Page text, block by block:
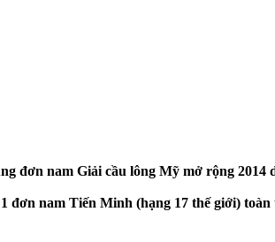
đơn nam Giải cầu lông Mỹ mở rộng
đơn nam Tiến Minh (hạng 17 thế giới)